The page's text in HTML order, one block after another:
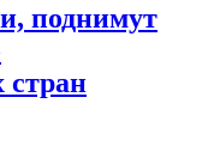
поднимут
стран